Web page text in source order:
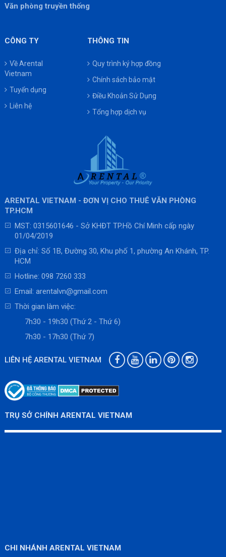
Văn phòng truyền thống
CÔNG TY
Về Arental
Vietnam
Tuyển dụng
Liên hệ
THÔNG TIN
Quy trình ký hợp đồng
Chính sách bảo mật
Điều Khoản Sử Dụng
Tổng hợp dịch vụ
ARENTAL VIETNAM - ĐƠN VỊ CHO THUÊ VĂN PHÒNG
TP.HCM
MST: 0315601646 - Sở KHĐT TP.Hồ Chí Minh cấp ngày
01/04/2019
Địa chỉ: Số 1B, Đường 30, Khu phố 1, phường An Khánh, TP.
HCM
Hotline: 098 7260 333
Email: arentalvn@gmail.com
Thời gian làm việc:
7h30 - 19h30 (Thứ 2 - Thứ 6)
7h30 - 17h30 (Thứ 7)
LIÊN HỆ ARENTAL VIETNAM
TRỤ SỞ CHÍNH ARENTAL VIETNAM
CHI NHÁNH ARENTAL VIETNAM